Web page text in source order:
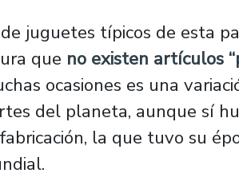
juguetes típicos de esta
que no existen artículos
ocasiones es una
del planeta, aunque sí
la que tuvo su